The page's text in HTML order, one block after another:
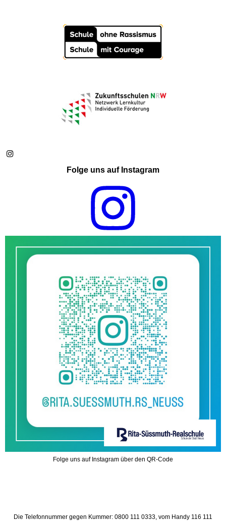
Folge uns auf Instagram
Folge uns auf Instagram über den QR-Code
Die Telefonnummer gegen Kummer: 0800 111 0333, vom Handy 116 111